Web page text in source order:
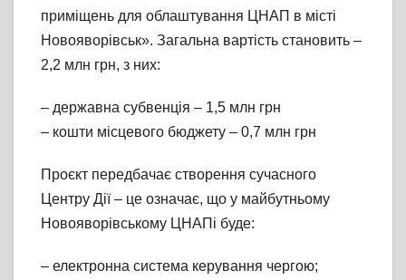
приміщень для облаштування ЦНАП в місті
Новояворівськ». Загальна вартість становить –
2,2 млн грн, з них:
– державна субвенція – 1,5 млн грн
– кошти місцевого бюджету – 0,7 млн грн
Проєкт передбачає створення сучасного
Центру Дії – це означає, що у майбутньому
Новояворівському ЦНАПі буде:
– електронна система керування чергою;